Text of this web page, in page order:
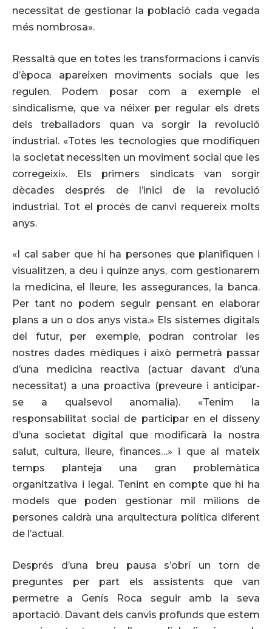
necessitat de gestionar la població cada vegada
més nombrosa».
Ressaltà que en totes les transformacions i canvis
d’època apareixen moviments socials que les
regulen. Podem posar com a exemple el
sindicalisme, que va néixer per regular els drets
dels treballadors quan va sorgir la revolució
industrial. «Totes les tecnologies que modifiquen
la societat necessiten un moviment social que les
corregeixi». Els primers sindicats van sorgir
dècades després de l’inici de la revolució
industrial. Tot el procés de canvi requereix molts
anys.
«I cal saber que hi ha persones que planifiquen i
visualitzen, a deu i quinze anys, com gestionarem
la medicina, el lleure, les assegurances, la banca.
Per tant no podem seguir pensant en elaborar
plans a un o dos anys vista.» Els sistemes digitals
del futur, per exemple, podran controlar les
nostres dades mèdiques i això permetrà passar
d’una medicina reactiva (actuar davant d’una
necessitat) a una proactiva (preveure i anticipar-
se a qualsevol anomalia). «Tenim la
responsabilitat social de participar en el disseny
d’una societat digital que modificarà la nostra
salut, cultura, lleure, finances…» i que al mateix
temps planteja una gran problemàtica
organitzativa i legal. Tenint en compte que hi ha
models que poden gestionar mil milions de
persones caldrà una arquitectura política diferent
de l’actual.
Després d’una breu pausa s’obrí un torn de
preguntes per part els assistents que van
permetre a Genís Roca seguir amb la seva
aportació. Davant dels canvis profunds que estem